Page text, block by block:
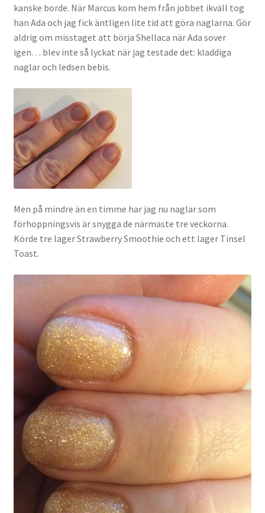
kanske borde. När Marcus kom hem från jobbet ikväll tog
han Ada och jag fick äntligen lite tid att göra naglarna. Gör
aldrig om misstaget att börja Shellaca när Ada sover
igen… blev inte så lyckat när jag testade det: kladdiga
naglar och ledsen bebis.
Men på mindre än en timme har jag nu naglar som
förhoppningsvis är snygga de närmaste tre veckorna.
Körde tre lager Strawberry Smoothie och ett lager Tinsel
Toast.